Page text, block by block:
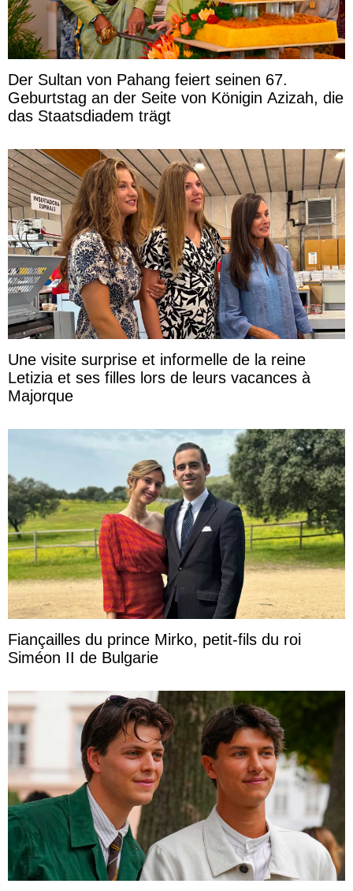
Der Sultan von Pahang feiert seinen 67.
Geburtstag an der Seite von Königin Azizah, die
das Staatsdiadem trägt
Une visite surprise et informelle de la reine
Letizia et ses filles lors de leurs vacances à
Majorque
Fiançailles du prince Mirko, petit-fils du roi
Siméon II de Bulgarie